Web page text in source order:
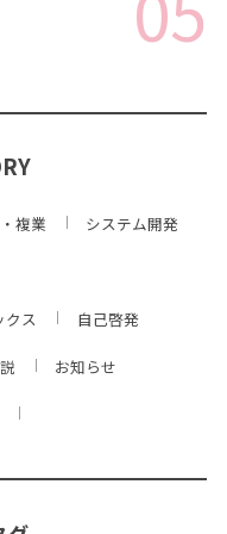
複業 システム開発
クス 自己啓発
お知らせ